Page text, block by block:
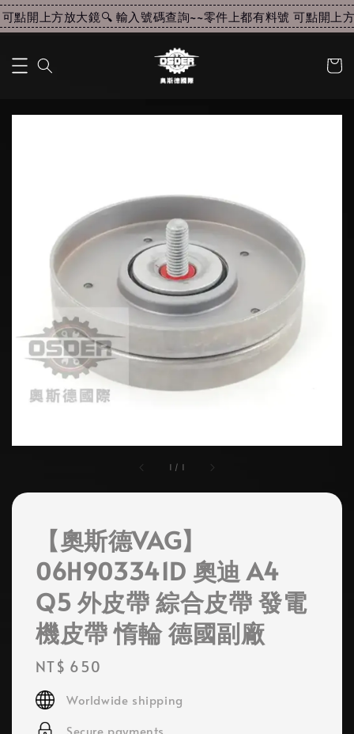
點開上方放大鏡🔍 輸入號碼查詢~~零件上都有料號 可點開上
1 / 1
【奧斯德VAG】
06H903341D 奧迪 A4
Q5 外皮帶 綜合皮帶 發電
機皮帶 惰輪 德國副廠
Regular
price
NT$ 650
Worldwide shipping
Secure payments